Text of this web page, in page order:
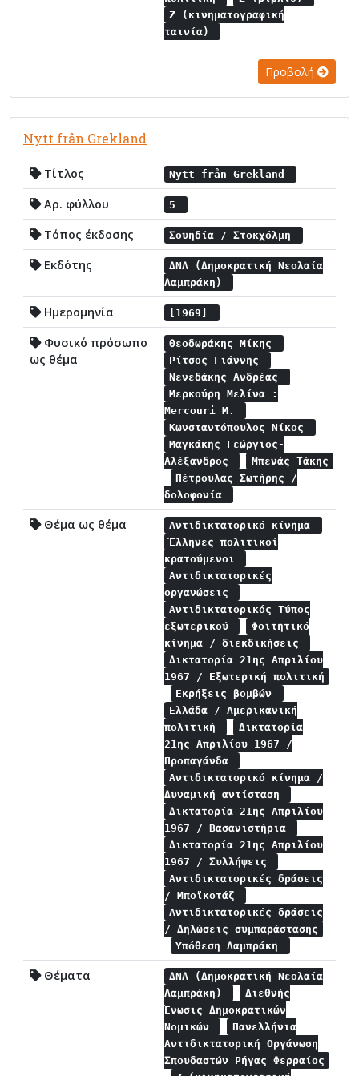
Ζ (κινηματογραφική
ταινία)
Προβολή
Nytt från Grekland
Τίτλος Nytt från Grekland
Αρ. φύλλου 5
Τόπος έκδοσης Σουηδία / Στοκχόλμη
Εκδότης
ΔΝΛ (Δημοκρατική Νεολαία
Λαμπράκη)
Ημερομηνία [1969]
Φυσικό πρόσωπο
ως θέμα
Θεοδωράκης Μίκης
Ρίτσος Γιάννης
Νενεδάκης Ανδρέας
Μερκούρη Μελίνα :
Mercouri M.
Κωνσταντόπουλος Νίκος
Μαγκάκης Γεώργιος-
Αλέξανδρος
Μπενάς Τάκης
Πέτρουλας Σωτήρης /
δολοφονία
Θέμα ως θέμα
Αντιδικτατορικό κίνημα
Έλληνες πολιτικοί
κρατούμενοι
Αντιδικτατορικές
οργανώσεις
Αντιδικτατορικός Τύπος
εξωτερικού
Φοιτητικό
κίνημα / διεκδικήσεις
Δικτατορία 21ης Απριλίου
1967 / Εξωτερική πολιτική
Εκρήξεις βομβών
Ελλάδα / Αμερικανική
πολιτική
Δικτατορία
21ης Απριλίου 1967 /
Προπαγάνδα
Αντιδικτατορικό κίνημα /
Δυναμική αντίσταση
Δικτατορία 21ης Απριλίου
1967 / Βασανιστήρια
Δικτατορία 21ης Απριλίου
1967 / Συλλήψεις
Αντιδικτατορικές δράσεις
/ Μποϊκοτάζ
Αντιδικτατορικές δράσεις
/ Δηλώσεις συμπαράστασης
Υπόθεση Λαμπράκη
Θέματα
ΔΝΛ (Δημοκρατική Νεολαία
Λαμπράκη)
Διεθνής
Ένωσις Δημοκρατικών
Νομικών
Πανελλήνια
Αντιδικτατορική Οργάνωση
Σπουδαστών Ρήγας Φερραίος